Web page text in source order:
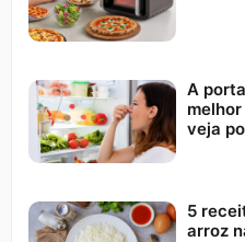
A
veja
5
arroz